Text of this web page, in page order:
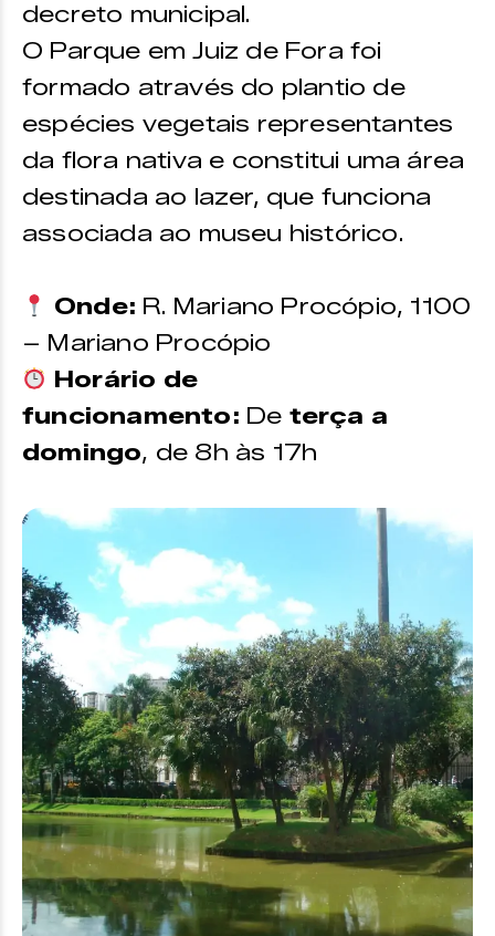
decreto municipal.
O Parque em Juiz de Fora foi
formado através do plantio de
espécies vegetais representantes
da flora nativa e constitui uma área
destinada ao lazer, que funciona
associada ao museu histórico.
Onde: R. Mariano Procópio, 1100
– Mariano Procópio
Horário de
funcionamento: De terça a
domingo, de 8h às 17h